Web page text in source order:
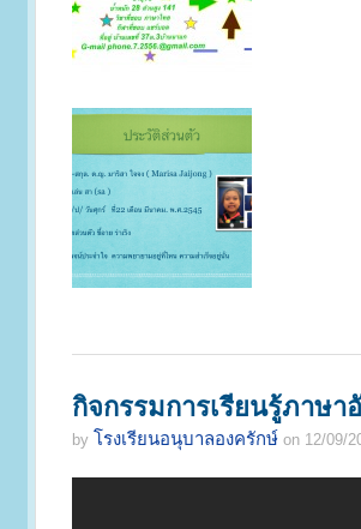
กิจกรรมการเรียนรู้ภาษา
by โรงเรียนอนุบาลองครักษ์ on 12/09/